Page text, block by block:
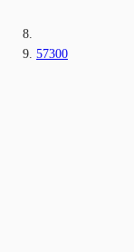
57300